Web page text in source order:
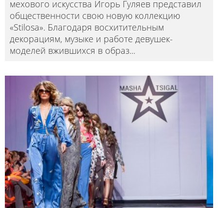
мехового искусства Игорь Гуляев представил
общественности свою новую коллекцию
«Stilosa». Благодаря восхитительным
декорациям, музыке и работе девушек-
моделей вжившихся в образ...